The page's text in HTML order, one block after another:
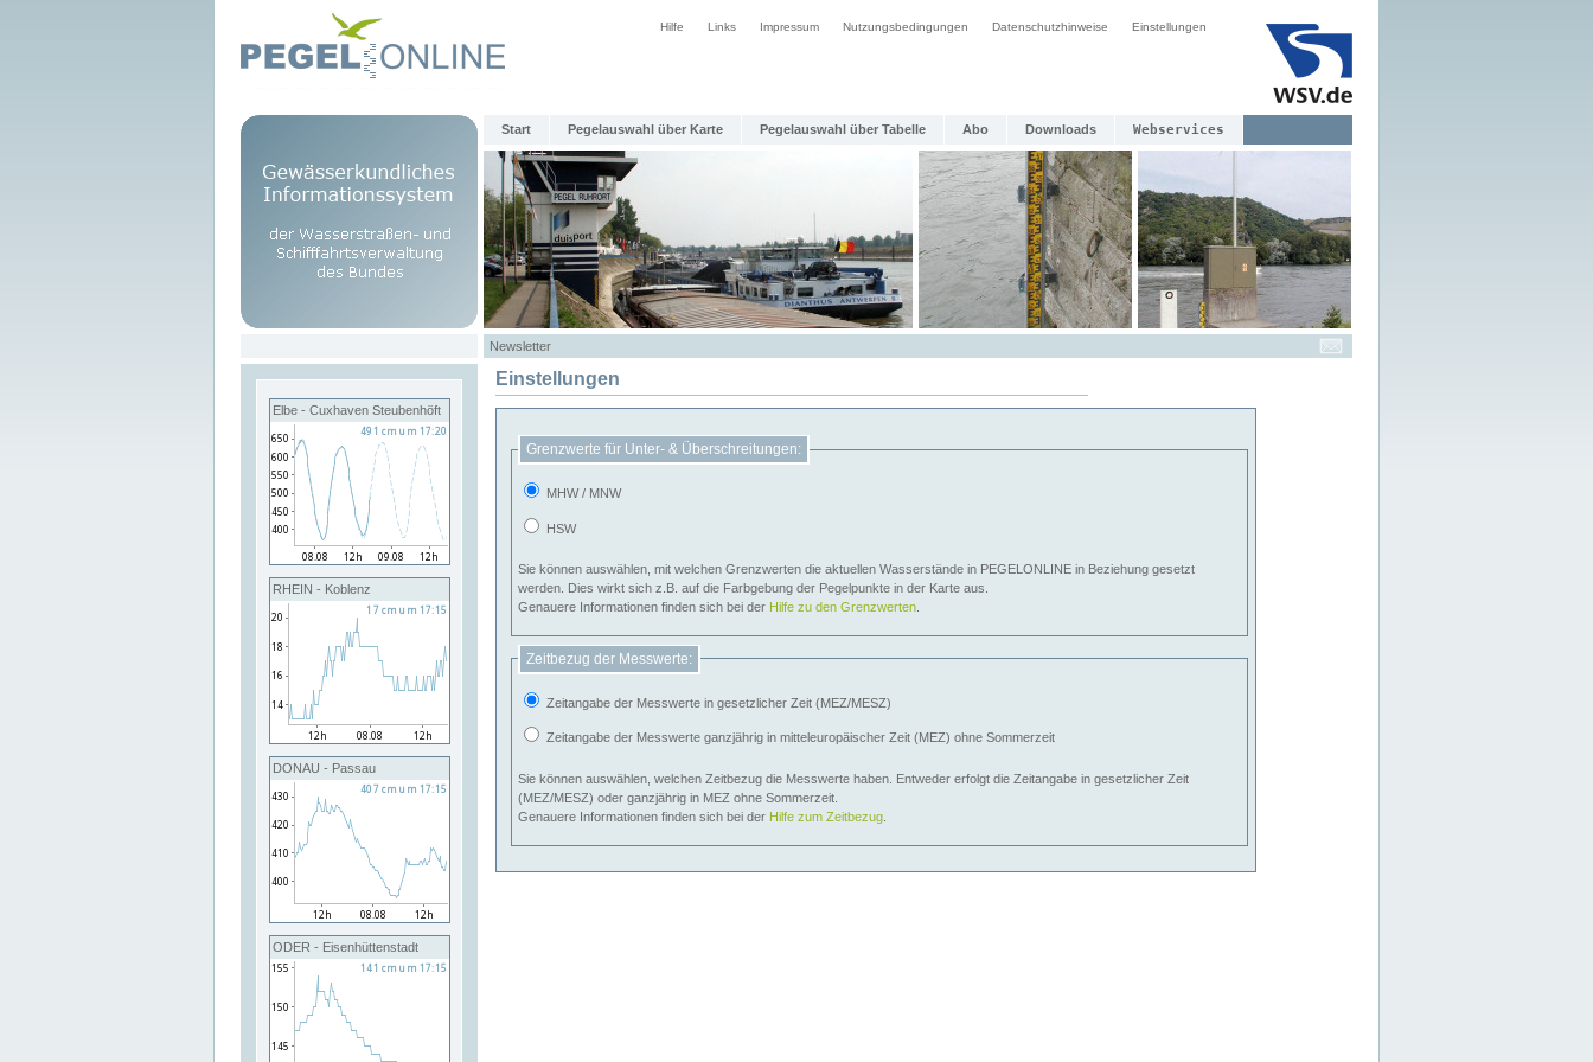
Hilfe Links Impressum Nutzungsbedingungen Datenschutzhinweise Einstellungen
Start Pegelauswahl über Karte Pegelauswahl über Tabelle Abo Downloads Webservices
Newsletter
Elbe - Cuxhaven Steubenhöft
RHEIN - Koblenz
DONAU - Passau
ODER - Eisenhüttenstadt
Einstellungen
Grenzwerte für Unter- & Überschreitungen:
MHW / MNW
HSW
Sie können auswählen, mit welchen Grenzwerten die aktuellen Wasserstände in PEGELONLINE in Beziehung gesetzt
werden. Dies wirkt sich z.B. auf die Farbgebung der Pegelpunkte in der Karte aus.
Genauere Informationen finden sich bei der Hilfe zu den Grenzwerten
Zeitbezug der Messwerte:
Zeitangabe der Messwerte in gesetzlicher Zeit (MEZ/MESZ)
Zeitangabe der Messwerte ganzjährig in mitteleuropäischer Zeit (MEZ) ohne Sommerzeit
Sie können auswählen, welchen Zeitbezug die Messwerte haben. Entweder erfolgt die Zeitangabe in gesetzlicher Zeit
(MEZ/MESZ) oder ganzjährig in MEZ ohne Sommerzeit.
Genauere Informationen finden sich bei der Hilfe zum Zeitbezug